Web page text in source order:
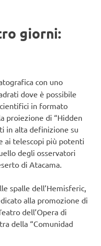
giorni:
con uno
dove è possibile
in formato
proiezione di “Hidden
in alta definizione su
ai telescopi più potenti
degli osservatori
di Atacama.
spalle dell’Hemisferic,
alla promozione di
dell’Opera di
della “Comunidad